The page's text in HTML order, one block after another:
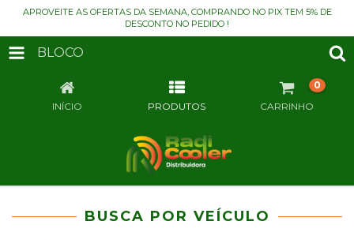
APROVEITE AS OFERTAS DA SEMANA, COMPRANDO NO PIX TEM 5% DE
DESCONTO NO PEDIDO !
BLOCO
INÍCIO PRODUTOS CARRINHO
0
BUSCA POR VEÍCULO